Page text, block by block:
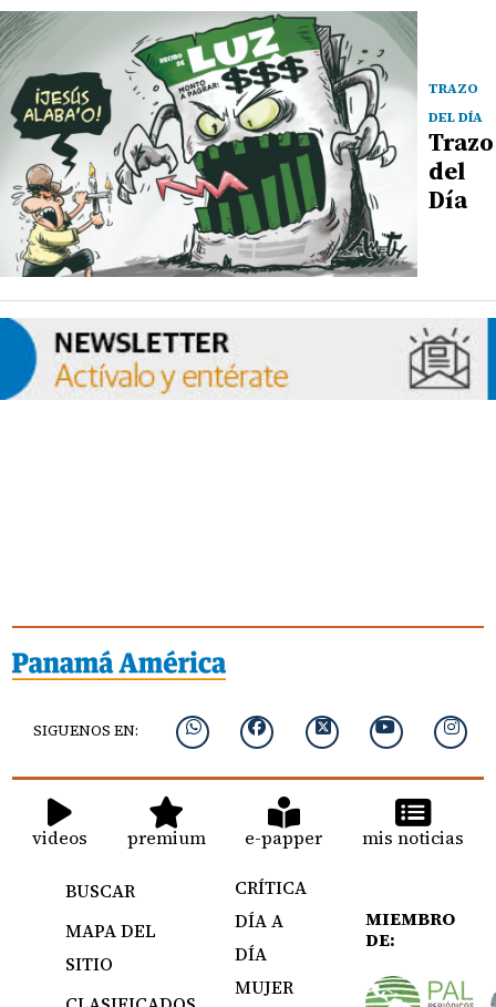
TRAZO
DEL DÍA
Trazo
del
Día
SIGUENOS EN:
videos premium e-papper mis noticias
BUSCAR
MAPA DEL
SITIO
CRÍTICA
DÍA A
DÍA
MUJER
MIEMBRO
DE: